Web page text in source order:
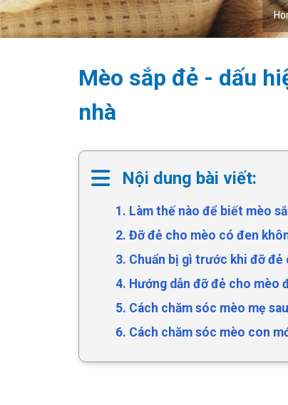
Mèo sắp đẻ - dấu
nhà
Nội dung bài viết:
1. Làm thế nào để biết mèo
2. Đỡ đẻ cho mèo có đen
3. Chuẩn bị gì trước khi đỡ đẻ
4. Hướng dẫn đỡ đẻ cho mèo
5. Cách chăm sóc mèo mẹ
6. Cách chăm sóc mèo con